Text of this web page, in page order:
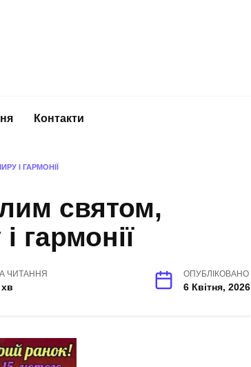
Контакти
І ГАРМОНІЇ
святом,
гармонії
ЧИТАННЯ
хв
ОПУБЛІКОВАНО
6 Квітня, 2026